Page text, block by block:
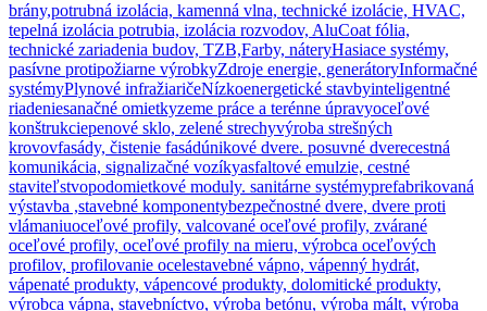
brány,potrubná izolácia, kamenná vlna, technické izolácie, HVAC,
tepelná izolácia potrubia, izolácia rozvodov, AluCoat fólia,
technické zariadenia budov, TZB,Farby, náteryHasiace systémy,
pasívne protipožiarne výrobkyZdroje energie, generátoryInformačné
systémyPlynové infražiaričeNízkoenergetické stavbyinteligentné
riadeniesanačné omietkyzeme práce a terénne úpravyoceľové
konštrukciepenové sklo, zelené strechyvýroba strešných
krovovfasády, čistenie fasádúnikové dvere. posuvné dverecestná
komunikácia, signalizačné vozíkyasfaltové emulzie, cestné
staviteľstvopodomietkové moduly. sanitárne systémyprefabrikovaná
výstavba ,stavebné komponentybezpečnostné dvere, dvere proti
vlámaniuoceľové profily, valcované oceľové profily, zvárané
oceľové profily, oceľové profily na mieru, výrobca oceľových
profilov, profilovanie ocelestavebné vápno, vápenný hydrát,
vápenaté produkty, vápencové produkty, dolomitické produkty,
výrobca vápna, stavebníctvo, výroba betónu, výroba mált, výroba